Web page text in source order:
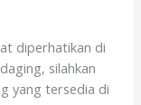
diperhatikan di
silahkan
yang tersedia di